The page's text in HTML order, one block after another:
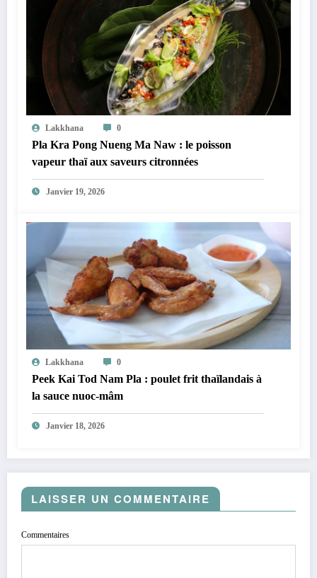
Lakkhana 0
Pla Kra Pong Nueng Ma Naw : le poisson
vapeur thaï aux saveurs citronnées
Janvier 19, 2026
Lakkhana 0
Peek Kai Tod Nam Pla : poulet frit thaïlandais à
la sauce nuoc-mâm
Janvier 18, 2026
LAISSER UN COMMENTAIRE
Commentaires